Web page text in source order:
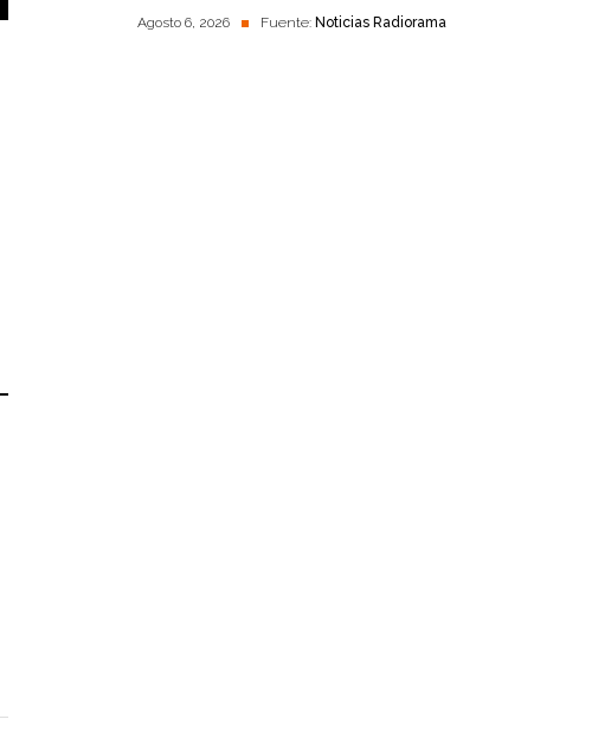
Agosto 6, 2026 Fuente: Noticias Radiorama